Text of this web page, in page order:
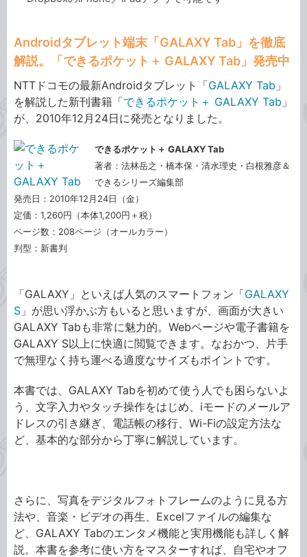
Androidタブレット端末「GALAXY Tab」を徹底
解説。「できるポケット＋ GALAXY Tab」発売中
NTTドコモの最新Androidタブレット「GALAXY Tab 」
を解説した新刊書籍「できるポケット＋ GALAXY Tab 」
が、2010年12月24日に発売となりました。
できるポケット＋ GALAXY Tab
著者：法林岳之・橋本保・清水理史・白根雅彦＆
できるシリーズ編集部
発売日：2010年12月24日（金）
定価：1,260円（本体1,200円＋税）
ページ数：208ページ（オールカラー）
判型：新書判
「GALAXY」といえば人気のスマートフォン「GALAXY
S 」が思い浮かぶ方もいると思いますが、画面が大きい
GALAXY Tabも非常に魅力的。Webページや電子書籍を
GALAXY S以上に快適に閲覧できます。なおかつ、片手
で無理なく持ち運べる適度なサイズもポイントです。
本書では、GALAXY Tabを初めて使う人でも困らないよ
う、文字入力やタッチ操作をはじめ、iモードのメールア
ドレスの引き継ぎ、電話帳の移行、Wi-Fiの設定方法な
ど、基本的な部分から丁寧に解説しています。
さらに、写真をデジタルフォトフレームのように見る方
法や、音楽・ビデオの再生、Excelファイルの編集な
ど、GALAXY Tabのエンタメ機能と実用機能も詳しく解
説。本書を参考に使い方をマスターすれば、自宅やオフ